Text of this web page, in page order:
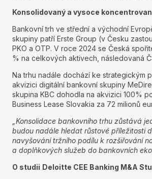
Konsolidovaný a vysoce
Bankovní trh ve střední a východní
skupiny patří Erste Group (v Česku
PKO a OTP. V roce 2024 se Česká
% na celkových aktivech, následovaná
Na trhu nadále dochází ke strategickým
akvizici digitální bankovní skupiny
skupina KBC dohodla na akvizici 100%
Business Lease Slovakia za 72 milionů
„Konsolidace bankovního trhu zůstává
budou nadále hledat růstové příležitosti
navyšování tržního podílu k rozšiřování
a doplňkových služeb do bankovních
O studii Deloitte CEE Banking M&A